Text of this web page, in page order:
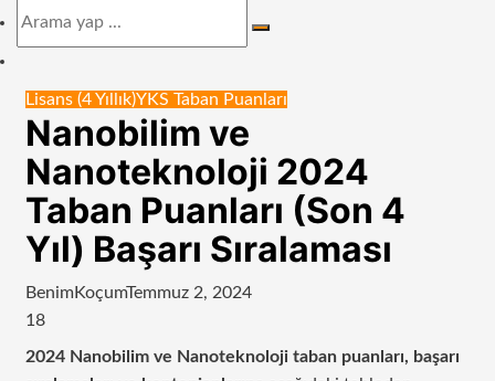
Arama
görünümü
Lisans (4 Yıllık)YKS Taban Puanları
Nanobilim ve
Nanoteknoloji 2024
Taban Puanları (Son 4
Yıl) Başarı Sıralaması
BenimKoçumTemmuz 2, 2024
18
2024 Nanobilim ve Nanoteknoloji taban puanları, başarı